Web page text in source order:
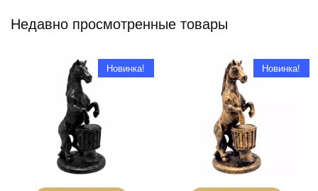
Недавно просмотренные товары
Новинка! Новинка!